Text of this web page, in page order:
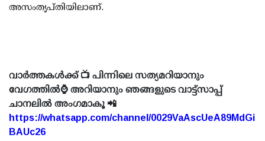
അസംതൃപ്തിയിലാണ്.
വാർത്തകൾക്ക് 📺 പിന്നിലെ സത്യമറിയാനും
വേഗത്തിൽ⌚ അറിയാനും ഞങ്ങളുടെ വാട്ട്സാപ്പ്
ചാനലിൽ അംഗമാകൂ 📲
https://whatsapp.com/channel/0029VaAscUeA89MdGi
BAUc26